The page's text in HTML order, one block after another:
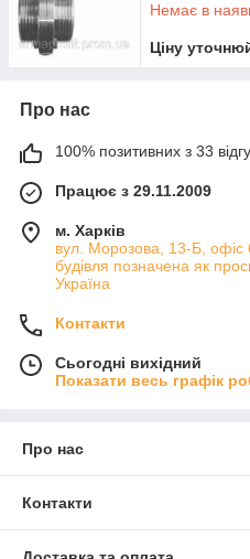
Немає в
Ціну
Про нас
100% позитивних з 33
Працює з 29.11.2009
м. Харків
вул. Морозова, 13-Б, офіс
будівля позначена як
Україна
Контакти
Сьогодні вихідний
Показати весь графік
Про нас
Контакти